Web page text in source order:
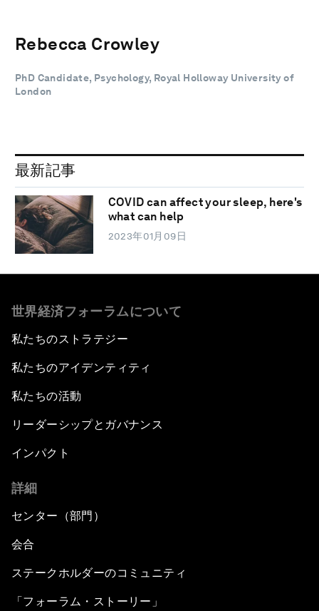
Rebecca Crowley
PhD Candidate, Psychology, Royal Holloway University of
London
最新記事
COVID can affect your sleep, here's
what can help
2023年01月09日
世界経済フォーラムについて
私たちのストラテジー
私たちのアイデンティティ
私たちの活動
リーダーシップとガバナンス
インパクト
詳細
センター（部門）
会合
ステークホルダーのコミュニティ
「フォーラム・ストーリー」